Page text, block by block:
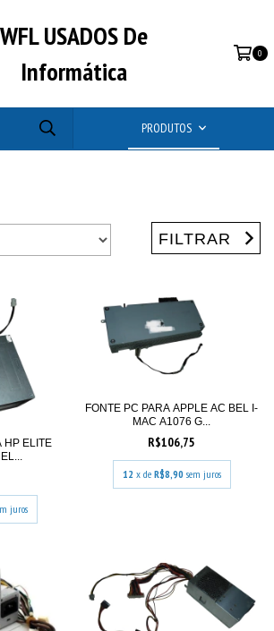
WFL USADOS De
Informática
0
PRODUTOS
FILTRAR
HP ELITE
juros
FONTE PC PARA APPLE AC BEL I-
MAC A1076 G...
R$106,75
12 x de R$8,90 sem juros